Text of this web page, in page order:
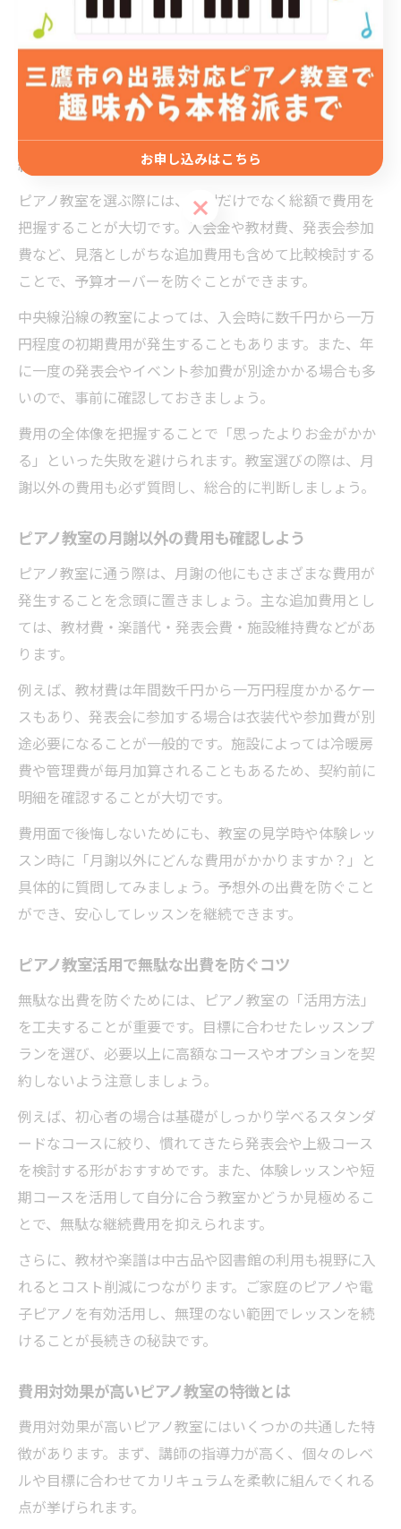
実際に通った方の体験談として「個別指導の教室に変更
したら、短期間で弾ける曲が増えた」という声もありま
す。自分の目標やライフスタイルに合った教室を選ぶこ
とが、長期的な満足度や費用対効果の向上につながりま
総額で考えるピアノ教室の賢い選び方
ピアノ教室を選ぶ際には、月謝だけでなく総額で費用を
把握することが大切です。入会金や教材費、発表会参加
費など、見落としがちな追加費用も含めて比較検討する
ことで、予算オーバーを防ぐことができます。
中央線沿線の教室によっては、入会時に数千円から一万
円程度の初期費用が発生することもあります。また、年
に一度の発表会やイベント参加費が別途かかる場合も多
いので、事前に確認しておきましょう。
費用の全体像を把握することで「思ったよりお金がかか
る」といった失敗を避けられます。教室選びの際は、月
謝以外の費用も必ず質問し、総合的に判断しましょう。
ピアノ教室の月謝以外の費用も確認しよう
ピアノ教室に通う際は、月謝の他にもさまざまな費用が
発生することを念頭に置きましょう。主な追加費用とし
ては、教材費・楽譜代・発表会費・施設維持費などがあ
ります。
例えば、教材費は年間数千円から一万円程度かかるケー
スもあり、発表会に参加する場合は衣装代や参加費が別
途必要になることが一般的です。施設によっては冷暖房
費や管理費が毎月加算されることもあるため、契約前に
明細を確認することが大切です。
費用面で後悔しないためにも、教室の見学時や体験レッ
スン時に「月謝以外にどんな費用がかかりますか？」と
具体的に質問してみましょう。予想外の出費を防ぐこと
ができ、安心してレッスンを継続できます。
ピアノ教室活用で無駄な出費を防ぐコツ
無駄な出費を防ぐためには、ピアノ教室の「活用方法」
を工夫することが重要です。目標に合わせたレッスンプ
ランを選び、必要以上に高額なコースやオプションを契
約しないよう注意しましょう。
例えば、初心者の場合は基礎がしっかり学べるスタンダ
ードなコースに絞り、慣れてきたら発表会や上級コース
を検討する形がおすすめです。また、体験レッスンや短
期コースを活用して自分に合う教室かどうか見極めるこ
とで、無駄な継続費用を抑えられます。
さらに、教材や楽譜は中古品や図書館の利用も視野に入
れるとコスト削減につながります。ご家庭のピアノや電
子ピアノを有効活用し、無理のない範囲でレッスンを続
けることが長続きの秘訣です。
費用対効果が高いピアノ教室の特徴とは
費用対効果が高いピアノ教室にはいくつかの共通した特
徴があります。まず、講師の指導力が高く、個々のレベ
ルや目標に合わせてカリキュラムを柔軟に組んでくれる
点が挙げられます。
お申し込みはこちら
お申し込みはこちら